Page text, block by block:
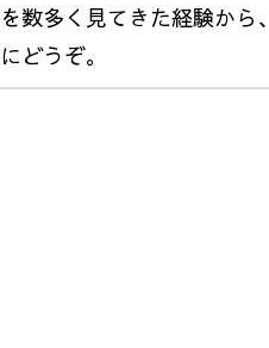
数多く見てきた経験から
どうぞ。